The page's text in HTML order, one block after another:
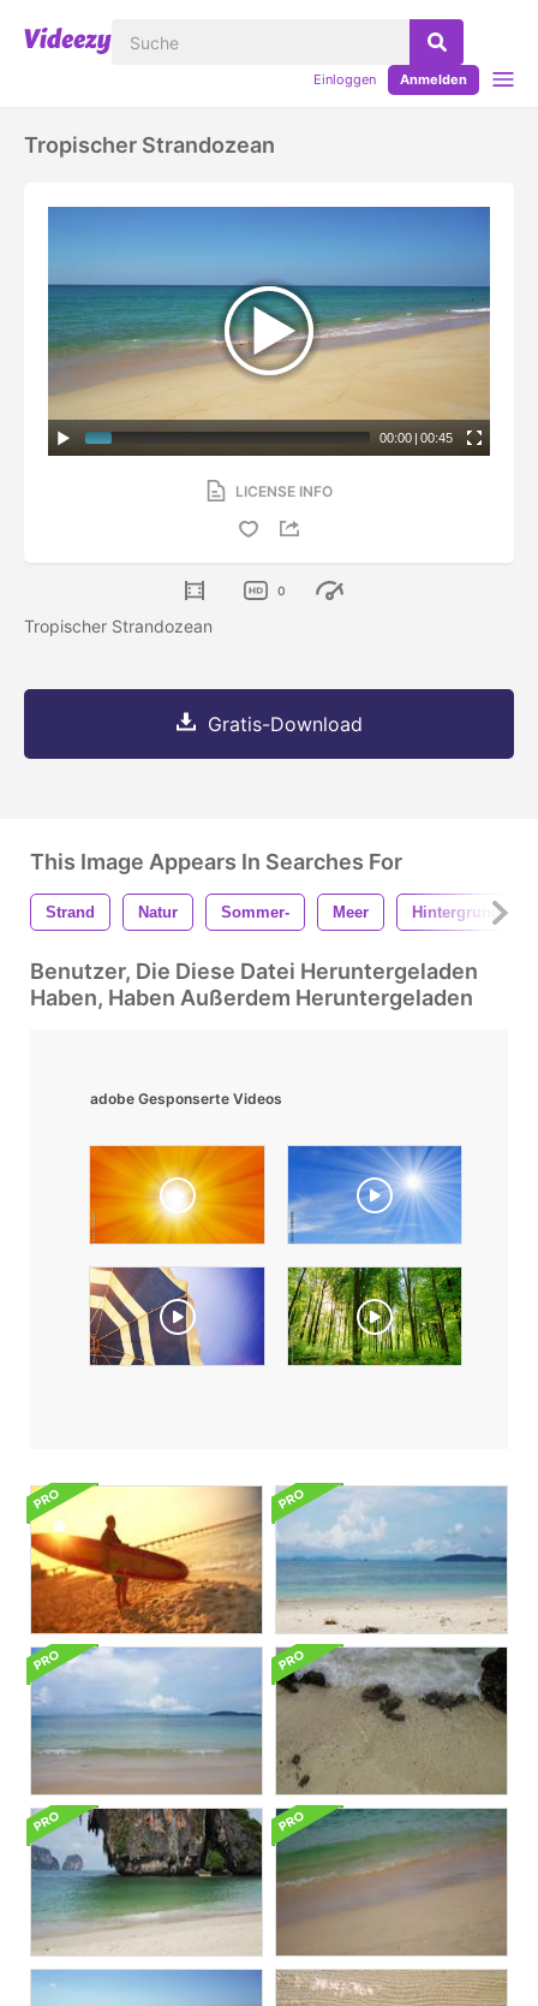
Einloggen Anmelden
Tropischer Strandozean
00:00 | 00:45
LICENSE INFO
0
Tropischer Strandozean
Gratis-Download
This Image Appears In Searches For
Strand Natur Sommer- Meer Hintergrund
Benutzer, Die Diese Datei Heruntergeladen
Haben, Haben Außerdem Heruntergeladen
adobe Gesponserte Videos